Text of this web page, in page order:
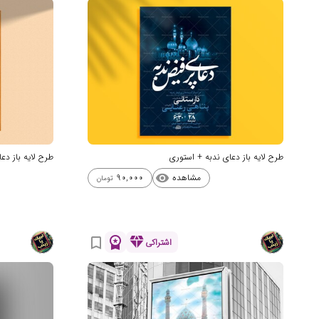
طرح لایه باز دعای ندبه + استوری
مشاهده visibility
90,000 تومان
طرح لایه باز
اشتراکیdiamond
workspace_premium
bookmark_border